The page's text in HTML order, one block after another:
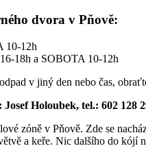
dvora v Pňově:
10-12h
18h a SOBOTA 10-12h
v jiný den nebo čas,
Holoubek, tel.: 602 128
zóně v Pňově. Zde se
a keře. Nic dalšího do kójí